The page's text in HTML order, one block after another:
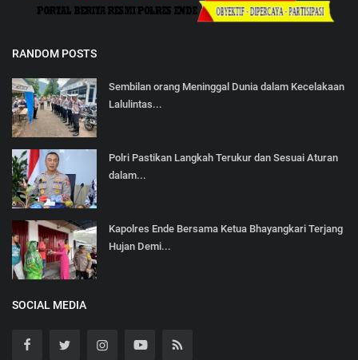
RANDOM POSTS
Sembilan orang Meninggal Dunia dalam Kecelakaan
Lalulintas...
Polri Pastikan Langkah Terukur dan Sesuai Aturan
dalam...
Kapolres Ende Bersama Ketua Bhayangkari Terjang
Hujan Demi...
SOCIAL MEDIA